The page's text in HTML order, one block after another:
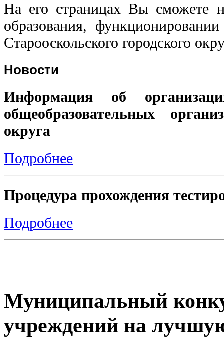
На его страницах Вы сможете
образования,
Старооскольского городского
Новости
Информация об
общеобразовательных
округа
Подробнее
Процедура прохождения
Подробнее
Муниципальный
учреждений на